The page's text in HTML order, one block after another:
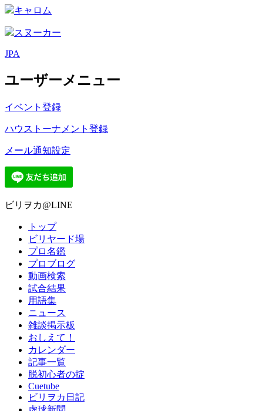
キャロム
スヌーカー
JPA
ユーザーメニュー
イベント登録
ハウストーナメント登録
メール通知設定
ビリヲカ@LINE
トップ
ビリヤード場
プロ名鑑
プロブログ
動画検索
試合結果
用語集
ニュース
雑談掲示板
おしえて！
カレンダー
記事一覧
脱初心者の掟
Cuetube
ビリヲカ日記